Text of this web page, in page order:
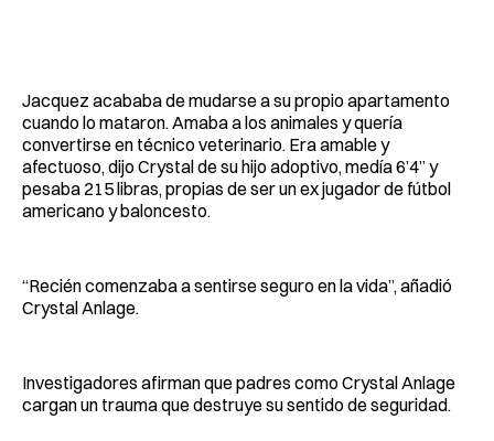
Jacquez acababa de mudarse a su propio apartamento
cuando lo mataron. Amaba a los animales y quería
convertirse en técnico veterinario. Era amable y
afectuoso, dijo Crystal de su hijo adoptivo, medía 6’4” y
pesaba 215 libras, propias de ser un ex jugador de fútbol
americano y baloncesto.
“Recién comenzaba a sentirse seguro en la vida”, añadió
Crystal Anlage.
Investigadores afirman que padres como Crystal Anlage
cargan un trauma que destruye su sentido de seguridad.